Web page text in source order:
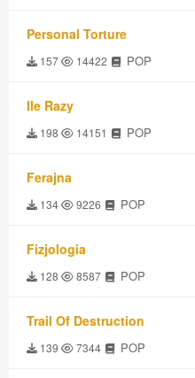
Personal Torture
157 14422 POP
Ile Razy
198 14151 POP
Ferajna
134 9226 POP
Fizjologia
128 8587 POP
Trail Of Destruction
139 7344 POP